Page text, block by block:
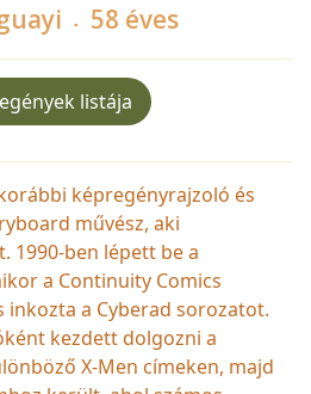
58 éves
listája
képregényrajzoló és
művész, aki
1990-ben lépett be a
a Continuity Comics
inkozta a Cyberad sorozatot.
kezdett dolgozni a
X-Men címeken, majd